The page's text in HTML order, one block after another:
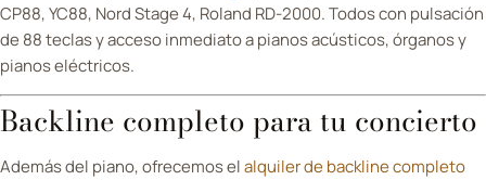
CP88, YC88, Nord Stage 4, Roland RD-2000. Todos con pulsación
de 88 teclas y acceso inmediato a pianos acústicos, órganos y
pianos eléctricos.
Backline completo para tu concierto
Además del piano, ofrecemos elalquiler de backline completo